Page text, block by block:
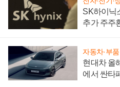
SK하이닉
추가 주주
자동차·부품
현대차 올
에서 싼타